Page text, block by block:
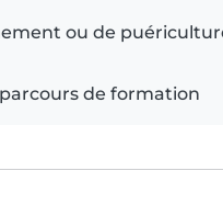
ou de
de formation